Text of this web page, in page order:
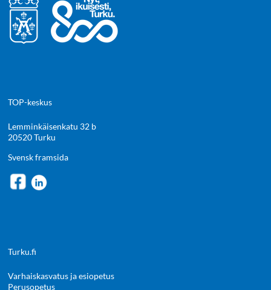
TOP-keskus
Lemminkäisenkatu 32 b
20520 Turku
Svensk framsida
Turku.fi
Varhaiskasvatus ja esiopetus
Perusopetus